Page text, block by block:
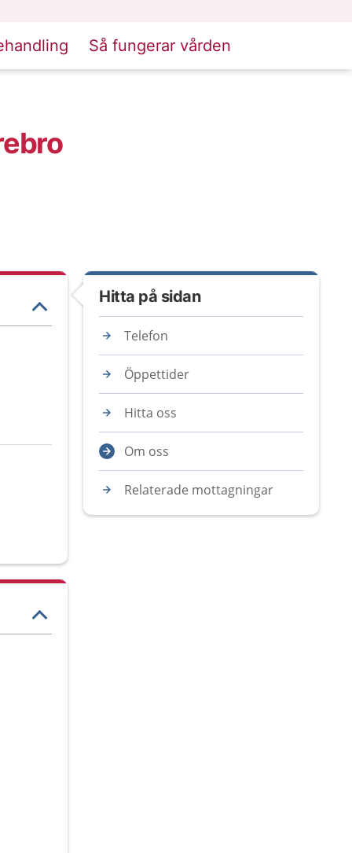
Så fungerar vården
Hitta på sidan
Telefon
Öppettider
Hitta oss
Om oss
Relaterade mottagningar